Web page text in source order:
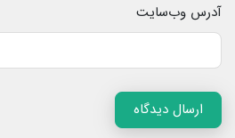
آدرس وب‌سایت
ارسال دیدگاه